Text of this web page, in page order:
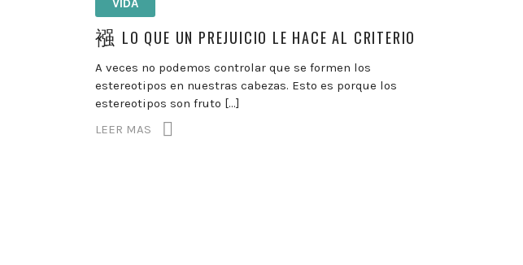
VIDA
LO QUE UN PREJUICIO LE HACE AL CRITERIO
A veces no podemos controlar que se formen los
estereotipos en nuestras cabezas. Esto es porque los
estereotipos son fruto […]
LEER MAS